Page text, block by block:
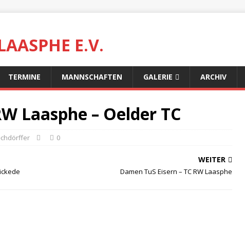
E.V.
TERMINE MANNSCHAFTEN GALERIE ARCHIV
Laasphe – Oelder TC
0
WEITER
Damen TuS Eisern – TC RW Laasphe